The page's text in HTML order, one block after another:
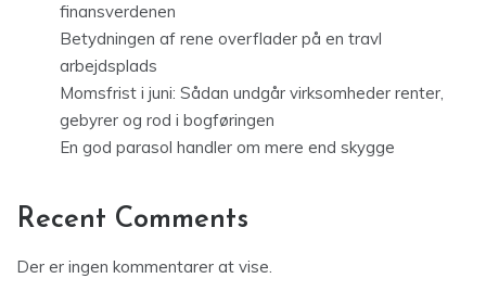
finansverdenen
Betydningen af rene overflader på en travl
arbejdsplads
Momsfrist i juni: Sådan undgår virksomheder renter,
gebyrer og rod i bogføringen
En god parasol handler om mere end skygge
Recent Comments
Der er ingen kommentarer at vise.